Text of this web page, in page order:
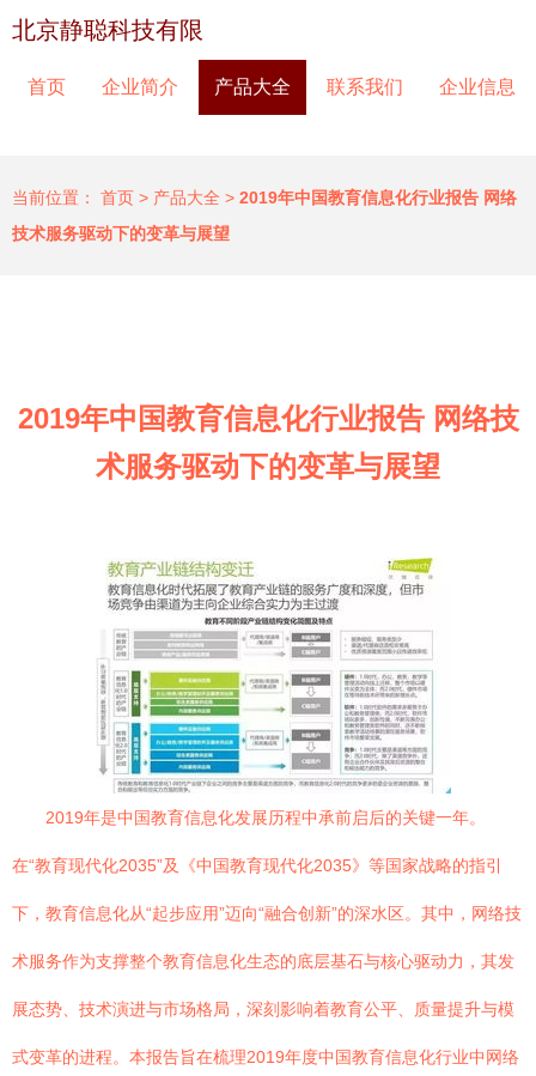
北京静聪科技有限
首页 企业简介 产品大全 联系我们 企业信息
当前位置： 首页 > 产品大全 > 2019年中国教育信息化行业报告 网络
技术服务驱动下的变革与展望
2019年中国教育信息化行业报告 网络技
术服务驱动下的变革与展望
2019年是中国教育信息化发展历程中承前启后的关键一年。
在“教育现代化2035”及《中国教育现代化2035》等国家战略的指引
下，教育信息化从“起步应用”迈向“融合创新”的深水区。其中，网络技
术服务作为支撑整个教育信息化生态的底层基石与核心驱动力，其发
展态势、技术演进与市场格局，深刻影响着教育公平、质量提升与模
式变革的进程。本报告旨在梳理2019年度中国教育信息化行业中网络